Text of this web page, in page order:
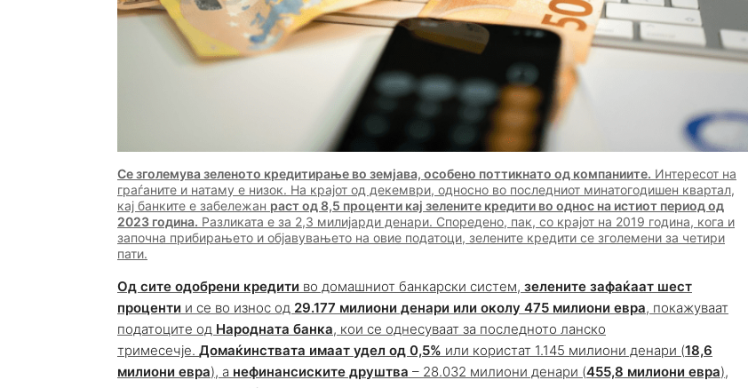
Се зголемува зеленото кредитирање во земјава, особено поттикнато од компаниите. Интересот на
граѓаните и натаму е низок. На крајот од декември, односно во последниот минатогодишен квартал,
кај банките е забележан раст од 8,5 проценти кај зелените кредити во однос на истиот период од
2023 година. Разликата е за 2,3 милијарди денари. Споредено, пак, со крајот на 2019 година, кога и
започна прибирањето и објавувањето на овие податоци, зелените кредити се зголемени за четири
пати.
Од сите одобрени кредити во домашниот банкарски систем, зелените зафаќаат шест
проценти и се во износ од 29.177 милиони денари или околу 475 милиони евра, покажуваат
податоците од Народната банка, кои се однесуваат за последното ланско
тримесечје. Домаќинствата имаат удел од 0,5% или користат 1.145 милиони денари (18,6
милиони евра), а нефинансиските друштва – 28.032 милиони денари (455,8 милиони евра),